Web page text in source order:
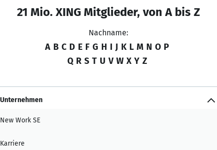
21 Mio. XING Mitglieder, von A bis Z
Nachname:
A B C D E F G H I J K L M N O P
Q R S T U V W X Y Z
Unternehmen
New Work SE
Karriere